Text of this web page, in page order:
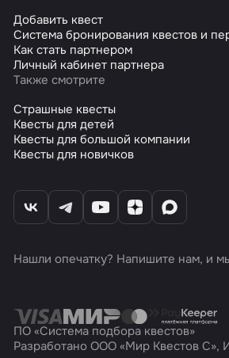
Добавить квест
Система бронирования квестов и
Как стать партнером
Личный кабинет партнера
Также смотрите
Страшные квесты
Квесты для детей
Квесты для большой компании
Квесты для новичков
Нашли опечатку? Напишите нам, и
ПО «Система подбора квестов»
Разработано ООО «Мир Квестов С»,